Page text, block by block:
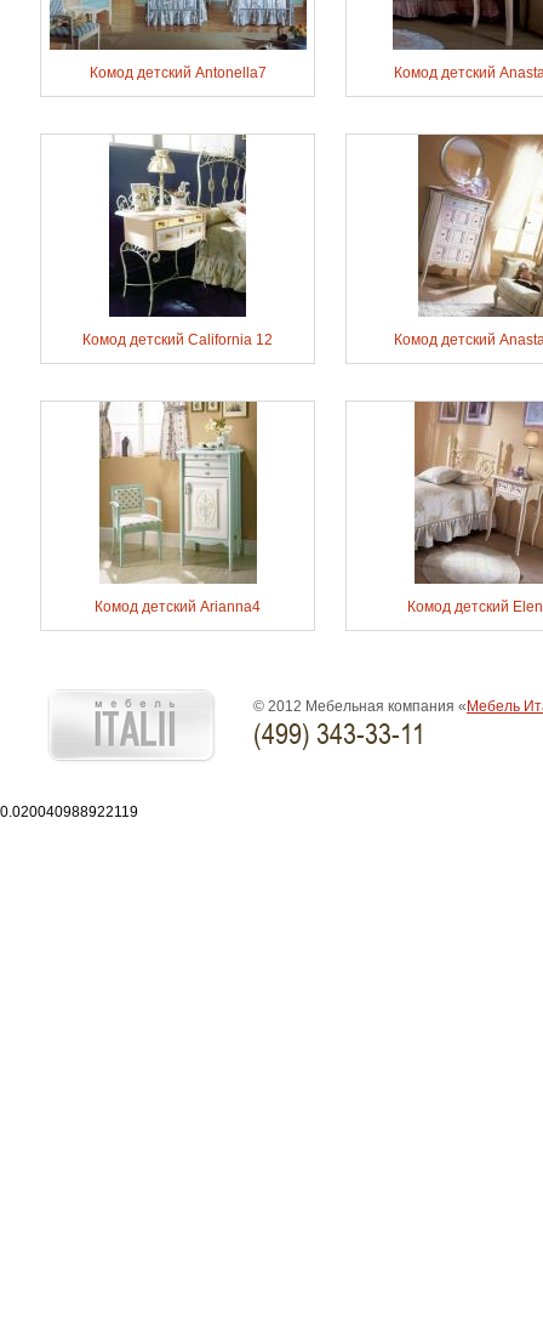
Комод детский Antonella7 Комод детский
Комод детский California 12 Комод детский
Комод детский Arianna4 Комод детский
© 2012 Мебельная компания « Мебель
(499) 343-33-11
0.020040988922119